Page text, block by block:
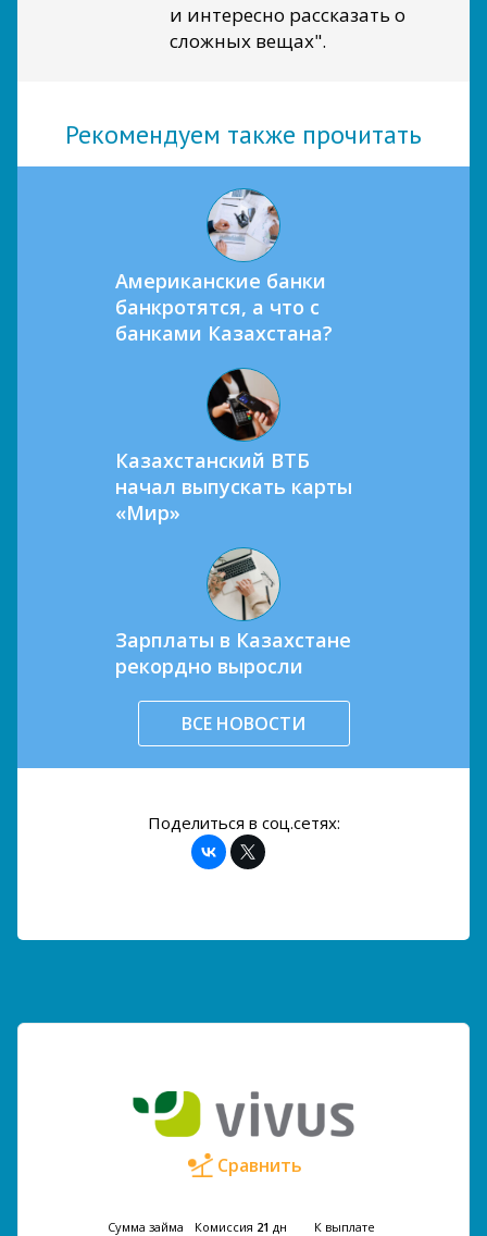
и интересно рассказать о
сложных вещах".
Рекомендуем также прочитать
Американские банки
банкротятся, а что с
банками Казахстана?
Казахстанский ВТБ
начал выпускать карты
«Мир»
Зарплаты в Казахстане
рекордно выросли
ВСЕ НОВОСТИ
Поделиться в соц.сетях:
Сравнить
Сумма займа Комиссия 21 дн К выплате